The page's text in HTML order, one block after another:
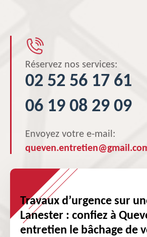
Réservez nos services:
02 52 56 17 61
06 19 08 29 09
Envoyez votre e-mail:
Travaux d’urgence sur
Lanester : confiez à
entretien le bâchage de